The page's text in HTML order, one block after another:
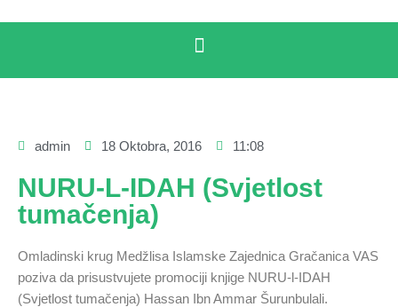
admin 18 Oktobra, 2016 11:08
NURU-L-IDAH (Svjetlost
tumačenja)
Omladinski krug Medžlisa Islamske Zajednica Gračanica VAS
poziva da prisustvujete promociji knjige NURU-l-IDAH
(Svjetlost tumačenja) Hassan Ibn Ammar Šurunbulali.